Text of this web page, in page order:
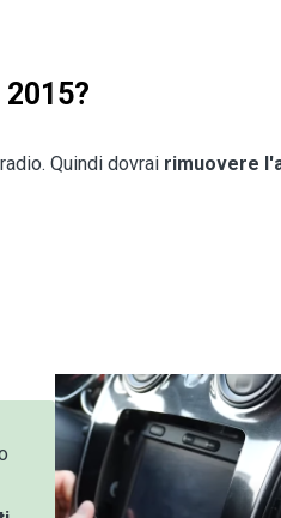
Quindi dovrai rimuovere